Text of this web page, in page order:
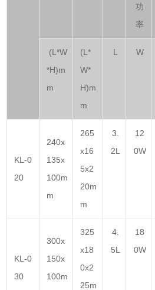
功
率
(L*W
*H)m
m
(L*
W*
H)m
m
L W
KL-0
20
240x
135x
100m
m
265
x16
5x2
20m
m
3.
2L
12
0W
KL-0
30
300x
150x
100m
325
x18
0x2
25m
4.
5L
18
0W